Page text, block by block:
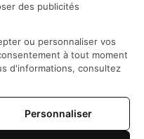
Otaku
des publicités
ou personnaliser vos
à tout moment
d'informations, consultez
Personnaliser